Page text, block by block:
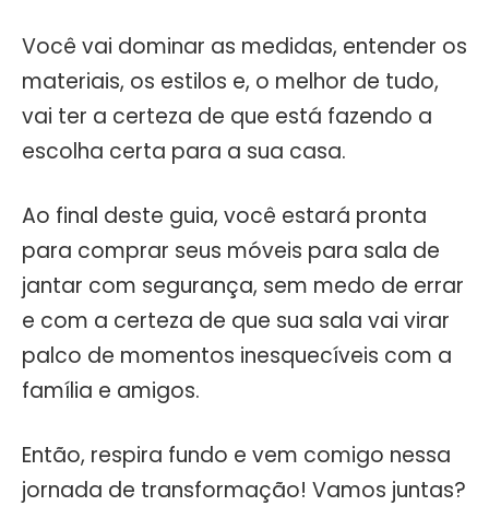
Você vai dominar as medidas, entender os
materiais, os estilos e, o melhor de tudo,
vai ter a certeza de que está fazendo a
escolha certa para a sua casa.
Ao final deste guia, você estará pronta
para comprar seus móveis para sala de
jantar com segurança, sem medo de errar
e com a certeza de que sua sala vai virar
palco de momentos inesquecíveis com a
família e amigos.
Então, respira fundo e vem comigo nessa
jornada de transformação! Vamos juntas?